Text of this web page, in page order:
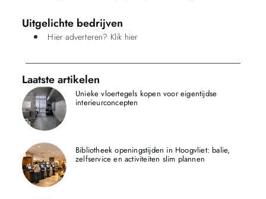
Uitgelichte bedrijven
Hier adverteren? Klik hier
Laatste artikelen
Unieke vloertegels kopen voor eigentijdse
interieurconcepten
Bibliotheek openingstijden in Hoogvliet: balie,
zelfservice en activiteiten slim plannen